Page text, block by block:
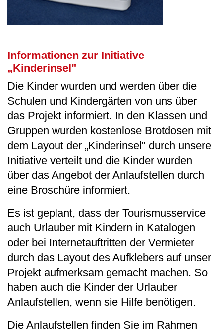
Informationen zur Initiative
„Kinderinsel"
Die Kinder wurden und werden über die
Schulen und Kindergärten von uns über
das Projekt informiert. In den Klassen und
Gruppen wurden kostenlose Brotdosen mit
dem Layout der „Kinderinsel" durch unsere
Initiative verteilt und die Kinder wurden
über das Angebot der Anlaufstellen durch
eine Broschüre informiert.
Es ist geplant, dass der Tourismusservice
auch Urlauber mit Kindern in Katalogen
oder bei Internetauftritten der Vermieter
durch das Layout des Aufklebers auf unser
Projekt aufmerksam gemacht machen. So
haben auch die Kinder der Urlauber
Anlaufstellen, wenn sie Hilfe benötigen.
Die Anlaufstellen finden Sie im Rahmen